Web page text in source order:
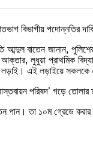
বিভাগীয় পদোন্নতির
বাতেন জানান,
আক্তার, লুধুয়া
লড়াই। এই লড়াইয়ে
পরিষদ’ গড়ে
পান। তা ১০ম গ্রেডে